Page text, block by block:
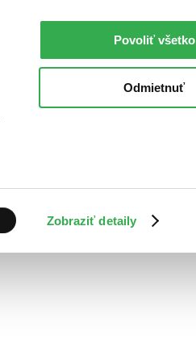
Zobraziť detaily
Povoliť všetko
Odmietnuť